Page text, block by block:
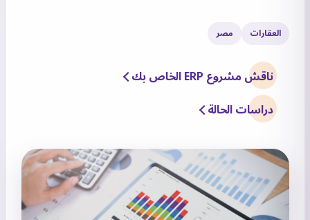
العقارات مصر
ناقش مشروع ERP الخاص بك
دراسات الحالة